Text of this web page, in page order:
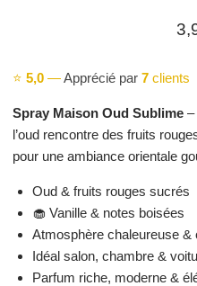
⭐ 5,0—Apprécié par 7clients
Spray Maison Oud Sublime–
l’oud rencontre des fruits
pour une ambiance orientale
Oud & fruits rouges sucrés
🧁 Vanille & notes boisées
Atmosphère chaleureuse &
Idéal salon, chambre &
Parfum riche, moderne &